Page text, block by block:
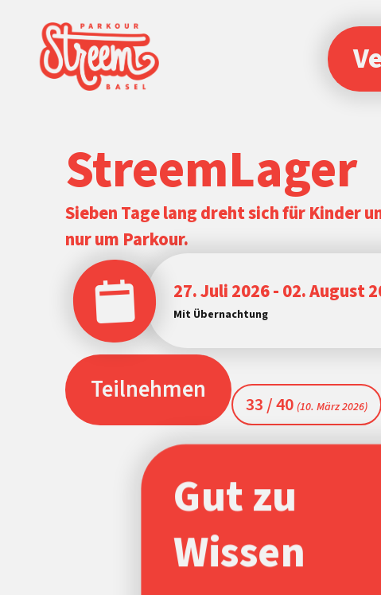
StreemLager
Sieben Tage lang dreht sich für Kinder
nur um Parkour.
27. Juli 2026 - 02. August
Mit Übernachtung
Teilnehmen 33 / 40 (10. März 2026)
Gut zu
Wissen